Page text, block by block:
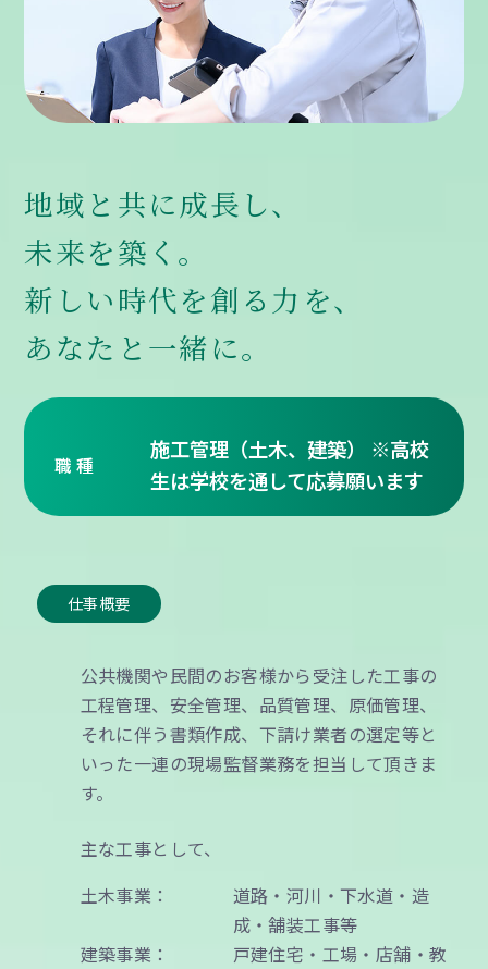
地域と共に成長し、
未来を築く。
新しい時代を創る力を、
あなたと一緒に。
職 種
施工管理（土木、建築） ※高校
生は学校を通して応募願います
仕事概要
公共機関や民間のお客様から受注した工事の
工程管理、安全管理、品質管理、原価管理、
それに伴う書類作成、下請け業者の選定等と
いった一連の現場監督業務を担当して頂きま
す。
主な工事として、
土木事業：
道路・河川・下水道・造
成・舗装工事等
建築事業：
戸建住宅・工場・店舗・教
地域と共に成長し、
未来を築く。
共に幸せを創り出す
仲間を募集しています
施工管理（土木、建築）
築、リフォーム、メンテナンスなどの建築工
事を一貫して行っています。体制強化のため
に一緒に働いてくださる方を増員募集するこ
とになりました。
注した工事の工程管理、安全管理、品質管
務、下請業者の選定等といった一連の現場監
督業務を担当して頂きます。